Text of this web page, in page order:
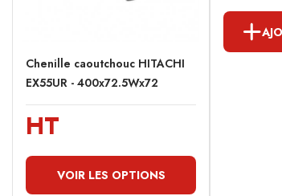
Chenille caoutchouc HITACHI
EX55UR - 400x72.5Wx72
HT
VOIR LES OPTIONS